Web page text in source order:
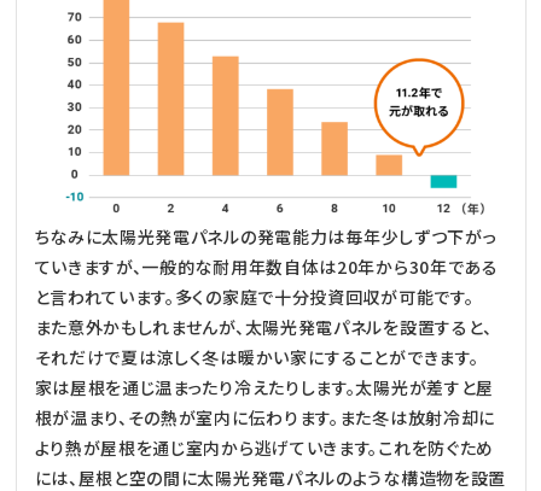
ちなみに太陽光発電パネルの発電能力は毎年少しずつ下がっ
ていきますが、一般的な耐用年数自体は20年から30年である
と言われています。多くの家庭で十分投資回収が可能です。
また意外かもしれませんが、太陽光発電パネルを設置すると、
それだけで夏は涼しく冬は暖かい家にすることができます。
家は屋根を通じ温まったり冷えたりします。太陽光が差すと屋
根が温まり、その熱が室内に伝わります。また冬は放射冷却に
より熱が屋根を通じ室内から逃げていきます。これを防ぐため
には、屋根と空の間に太陽光発電パネルのような構造物を設置